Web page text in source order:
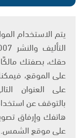
حقك، بصفتك
على الموقع،
بالتوقف عن
هاتفك وإرفاق
على موقع الشمس.